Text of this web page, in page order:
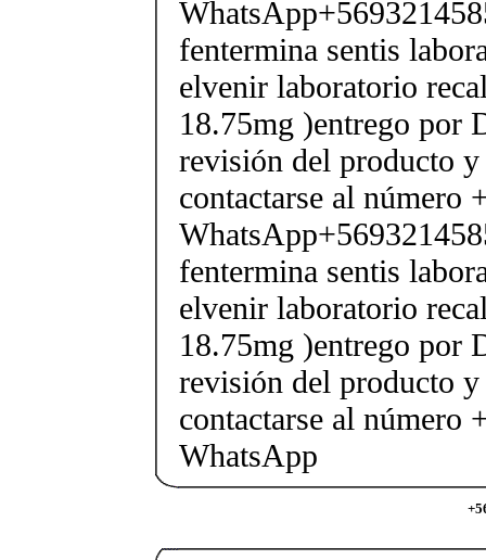
fentermina sentis
elvenir laboratorio
18.75mg )entrego por
revisión del producto
contactarse al número
fentermina sentis
elvenir laboratorio
18.75mg )entrego por
revisión del producto
contactarse al número
WhatsApp